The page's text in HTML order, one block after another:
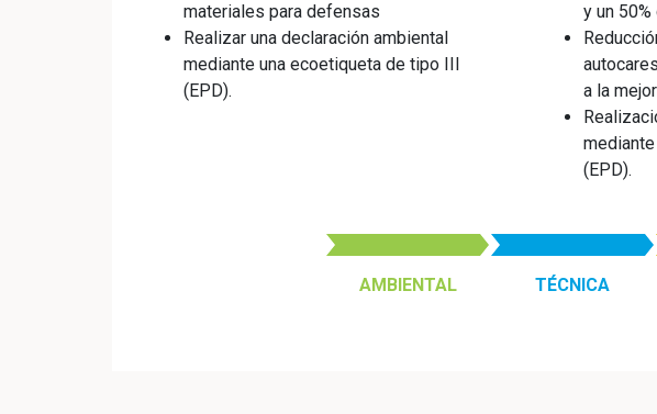
materiales para defensas
Realizar una declaración ambiental
mediante una ecoetiqueta de tipo III
(EPD).
y un
a la
(EPD).
AMBIENTAL TÉCNICA